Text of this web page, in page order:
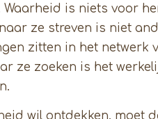
is niets voor
ze streven is niet
zitten in het
ze zoeken is het
wil ontdekken, moet